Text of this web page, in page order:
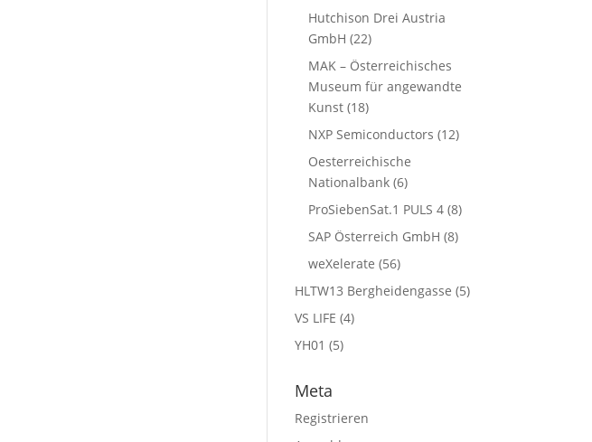
Hutchison Drei Austria
GmbH (22)
MAK – Österreichisches
Museum für angewandte
Kunst (18)
NXP Semiconductors (12)
Oesterreichische
Nationalbank (6)
ProSiebenSat.1 PULS 4 (8)
SAP Österreich GmbH (8)
weXelerate (56)
HLTW13 Bergheidengasse (5)
VS LIFE (4)
YH01 (5)
Meta
Registrieren